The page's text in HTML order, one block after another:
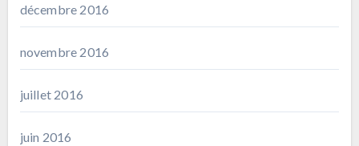
décembre 2016
novembre 2016
juillet 2016
juin 2016